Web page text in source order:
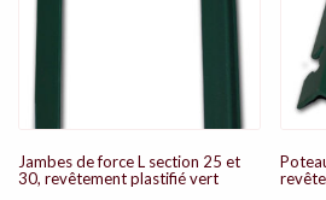
Jambes de force L section 25 et
30, revêtement plastifié vert